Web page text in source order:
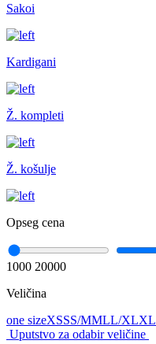
Sakoi
Kardigani
Ž. kompleti
Ž. košulje
Opseg cena
1000 20000
Veličina
one sizeXSSS/MMLL/XLXL
Uputstvo za odabir veličine